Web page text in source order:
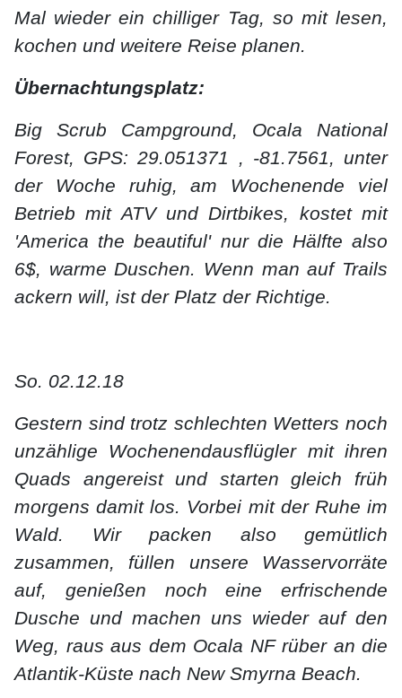
Mal wieder ein chilliger Tag, so mit lesen,
kochen und weitere Reise planen.
Übernachtungsplatz:
Big Scrub Campground, Ocala National
Forest, GPS: 29.051371 , -81.7561, unter
der Woche ruhig, am Wochenende viel
Betrieb mit ATV und Dirtbikes, kostet mit
'America the beautiful' nur die Hälfte also
6$, warme Duschen. Wenn man auf Trails
ackern will, ist der Platz der Richtige.
So. 02.12.18
Gestern sind trotz schlechten Wetters noch
unzählige Wochenendausflügler mit ihren
Quads angereist und starten gleich früh
morgens damit los. Vorbei mit der Ruhe im
Wald. Wir packen also gemütlich
zusammen, füllen unsere Wasservorräte
auf, genießen noch eine erfrischende
Dusche und machen uns wieder auf den
Weg, raus aus dem Ocala NF rüber an die
Atlantik-Küste nach New Smyrna Beach.